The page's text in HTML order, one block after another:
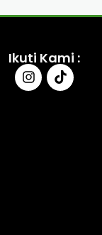
Ikuti Kami :